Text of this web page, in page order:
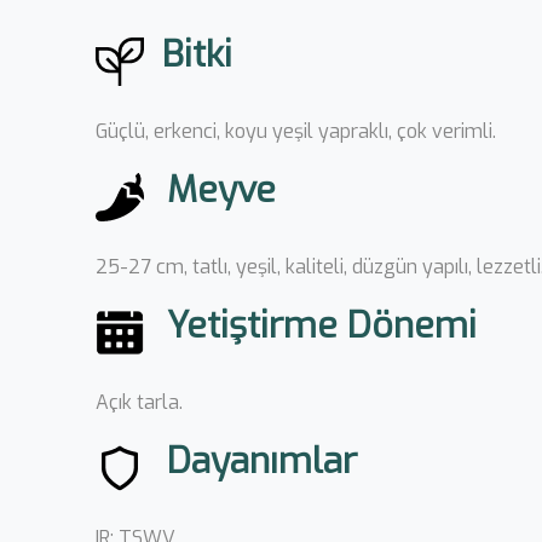
Bitki
Güçlü, erkenci, koyu yeşil yapraklı, çok verimli.
Meyve
25-27 cm, tatlı, yeşil, kaliteli, düzgün yapılı,
Yetiştirme Dönemi
Açık tarla.
Dayanımlar